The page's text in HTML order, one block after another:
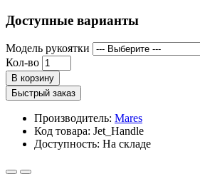
Доступные варианты
Модель рукоятки
Кол-во
В корзину
Быстрый заказ
Производитель: Mares
Код товара: Jet_Handle
Доступность: На складе